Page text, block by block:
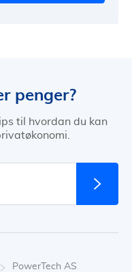
penger?
til hvordan du kan
PowerTech AS